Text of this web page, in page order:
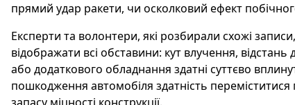
прямий удар ракети, чи осколковий ефект
Експерти та волонтери, які розбирали схожі
відображати всі обставини: кут влучення,
або додаткового обладнання здатні суттєво
пошкодження автомобіля здатність